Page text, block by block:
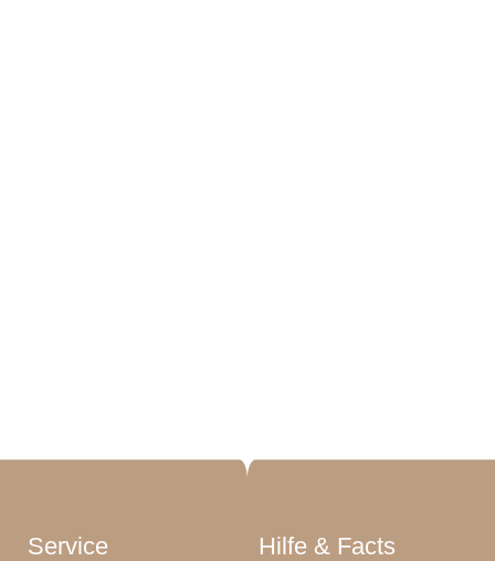
Service Hilfe & Facts